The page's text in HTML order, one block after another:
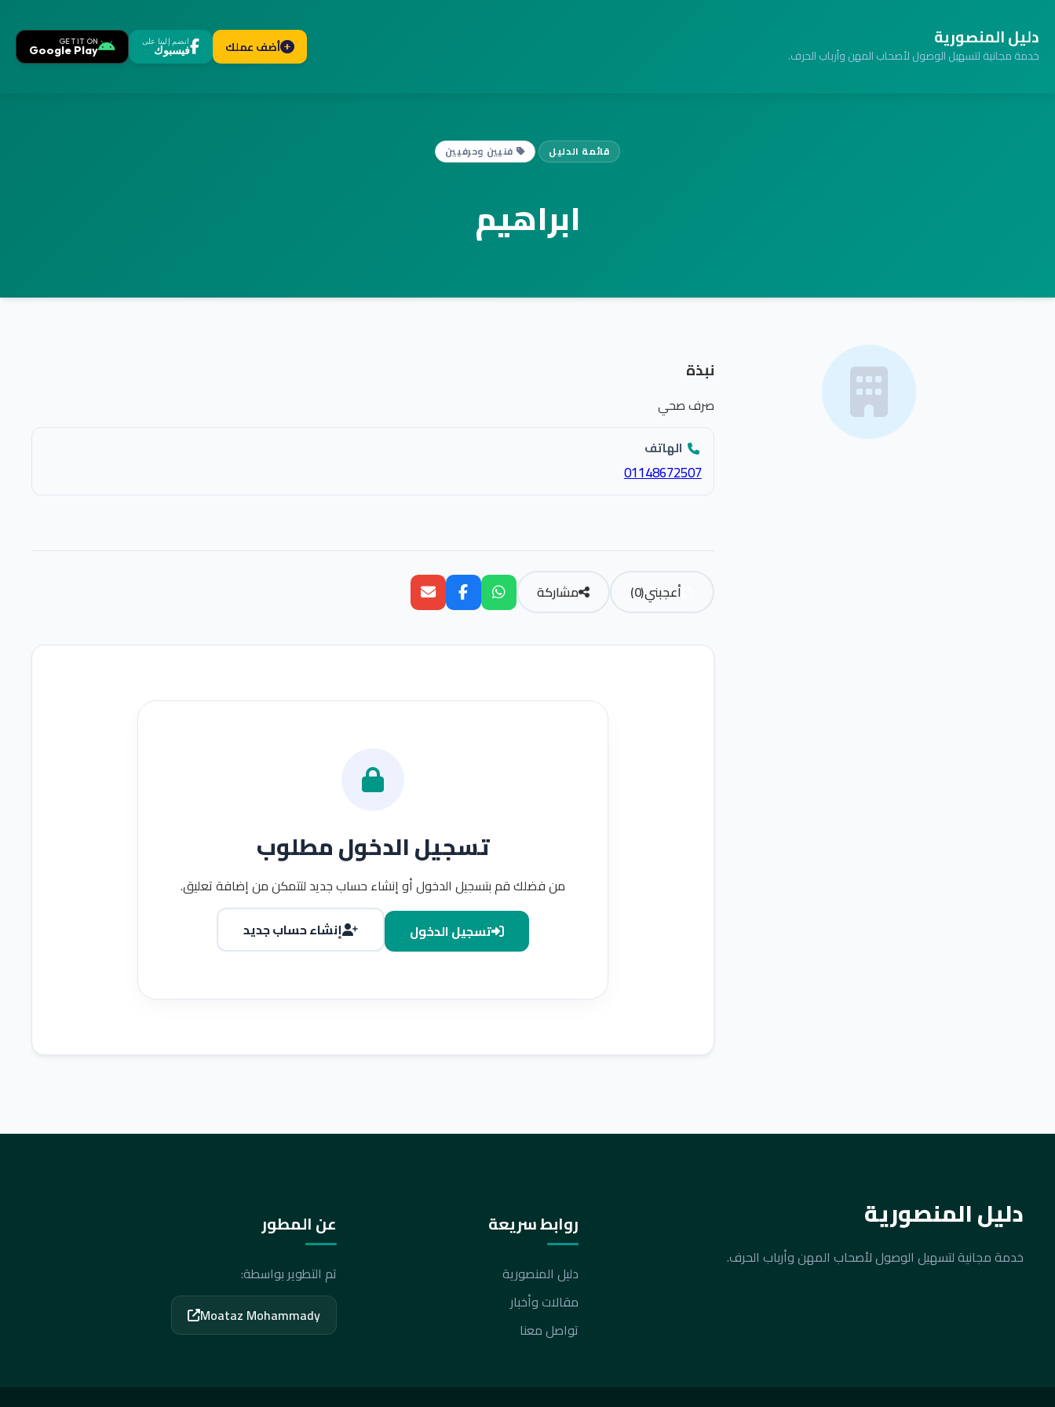
دليل المنصورية
خدمة مجانية لتسهيل الوصول لأصحاب المهن وأرباب الحرف. أضف عملك انضم إلينا على
فيسبوك
GET IT ON
Google Play
قائمة الدليل فنيين وحرفيين
ابراهيم
نبذة
صرف صحي
الهاتف
01148672507
أعجبني(
0
) مشاركة
تسجيل الدخول مطلوب
من فضلك قم بتسجيل الدخول أو إنشاء حساب جديد لتتمكن من إضافة تعليق.
تسجيل الدخول
إنشاء حساب جديد
دليل المنصورية
خدمة مجانية لتسهيل الوصول لأصحاب المهن وأرباب الحرف.
روابط سريعة
دليل المنصورية
مقالات وأخبار
تواصل معنا
عن المطور
تم التطوير بواسطة:
Moataz Mohammady